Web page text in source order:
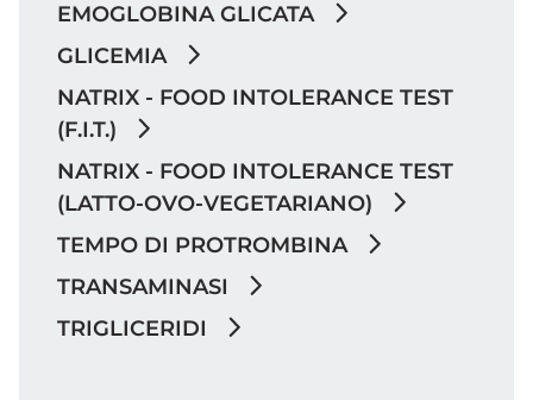
EMOGLOBINA GLICATA
GLICEMIA
NATRIX - FOOD INTOLERANCE TEST
(F.I.T.)
NATRIX - FOOD INTOLERANCE TEST
(LATTO-OVO-VEGETARIANO)
TEMPO DI PROTROMBINA
TRANSAMINASI
TRIGLICERIDI